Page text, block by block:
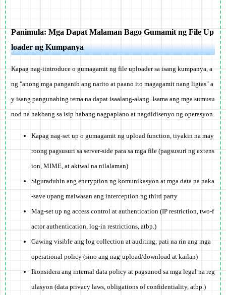
Panimula: Mga Dapat Malaman Bago Gumamit ng File Up
loader ng Kumpanya
Kapag nag-iintroduce o gumagamit ng file uploader sa isang kumpanya, a
ng "anong mga panganib ang narito at paano ito magagamit nang ligtas" a
y isang pangunahing tema na dapat isaalang-alang. Isama ang mga sumusu
nod na hakbang sa isip habang nagpaplano at nagdidisenyo ng operasyon.
Kapag nag-set up o gumagamit ng upload function, tiyakin na may
roong pagsusuri sa server-side para sa mga file (pagsusuri ng extens
ion, MIME, at aktwal na nilalaman)
Siguraduhin ang encryption ng komunikasyon at mga data na naka
-save upang maiwasan ang interception ng third party
Mag-set up ng access control at authentication (IP restriction, two-f
actor authentication, log-in restrictions, atbp.)
Gawing visible ang log collection at auditing, pati na rin ang mga
operational policy (sino ang nag-upload/download at kailan)
Ikonsidera ang internal data policy at pagsunod sa mga legal na reg
ulasyon (data privacy laws, obligations of confidentiality, atbp.)